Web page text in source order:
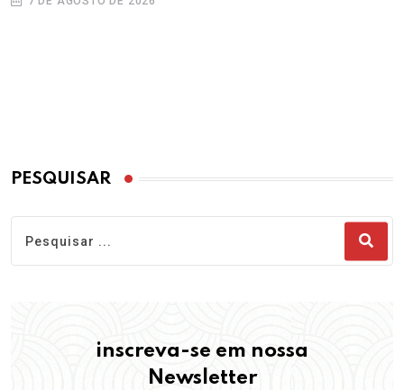
PESQUISAR
inscreva-se em nossa
Newsletter